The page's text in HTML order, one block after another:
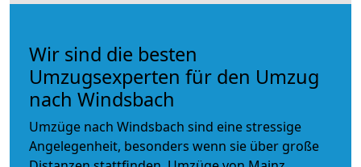
Wir sind die besten
Umzugsexperten für den Umzug
nach Windsbach
Umzüge nach Windsbach sind eine stressige
Angelegenheit, besonders wenn sie über große